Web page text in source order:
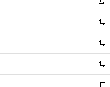
開
く
ウ
で
開
く
ン
ド
ウ
で
開
く
い
ウ
ィ
ン
ド
ウ
で
開
く
新
し
い
ウ
ィ
ン
ド
ウ
で
新
し
い
ウ
ィ
ン
新
し
い
ウ
新
し